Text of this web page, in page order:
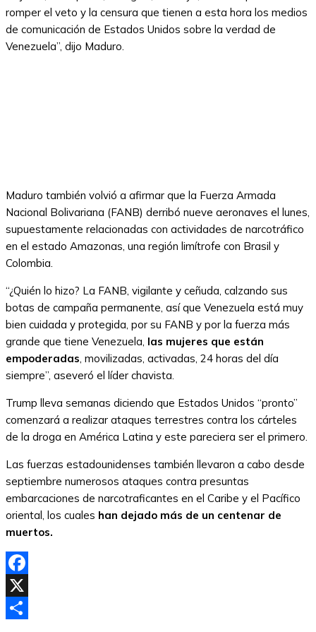
romper el veto y la censura que tienen a esta hora los medios
de comunicación de Estados Unidos sobre la verdad de
Venezuela”, dijo Maduro.
Maduro también volvió a afirmar que la Fuerza Armada
Nacional Bolivariana (FANB) derribó nueve aeronaves el lunes,
supuestamente relacionadas con actividades de narcotráfico
en el estado Amazonas, una región limítrofe con Brasil y
Colombia.
“¿Quién lo hizo? La FANB, vigilante y ceñuda, calzando sus
botas de campaña permanente, así que Venezuela está muy
bien cuidada y protegida, por su FANB y por la fuerza más
grande que tiene Venezuela, las mujeres que están
empoderadas, movilizadas, activadas, 24 horas del día
siempre”, aseveró el líder chavista.
Trump lleva semanas diciendo que Estados Unidos “pronto”
comenzará a realizar ataques terrestres contra los cárteles
de la droga en América Latina y este pareciera ser el primero.
Las fuerzas estadounidenses también llevaron a cabo desde
septiembre numerosos ataques contra presuntas
embarcaciones de narcotraficantes en el Caribe y el Pacífico
oriental, los cuales han dejado más de un centenar de
muertos.
Facebook
X